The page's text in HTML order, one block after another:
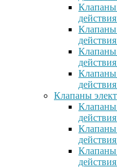
Клапаны
Клапаны
Клапаны
Клапаны
Клапаны
Клапаны
Клапаны
Клапаны